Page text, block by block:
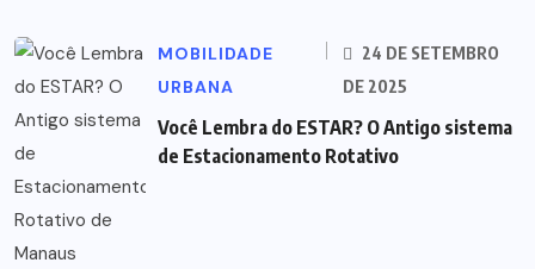
MOBILIDADE
URBANA
24 DE SETEMBRO
DE 2025
Você Lembra do ESTAR? O Antigo sistema
de Estacionamento Rotativo